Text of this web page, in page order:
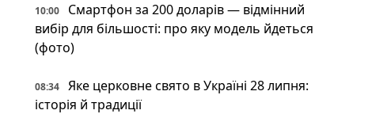
10:00
Смартфон за 200 доларів — відмінний
вибір для більшості: про яку модель йдеться
(фото)
08:34
Яке церковне свято в Україні 28 липня:
історія й традиції